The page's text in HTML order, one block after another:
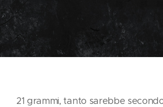
21 grammi, tanto sarebbe